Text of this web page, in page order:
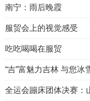
南宁：雨后晚霞
服贸会上的视觉感受
吃吃喝喝在服贸
“吉”富魅力吉林 与您冰
全运会蹦床团体决赛：